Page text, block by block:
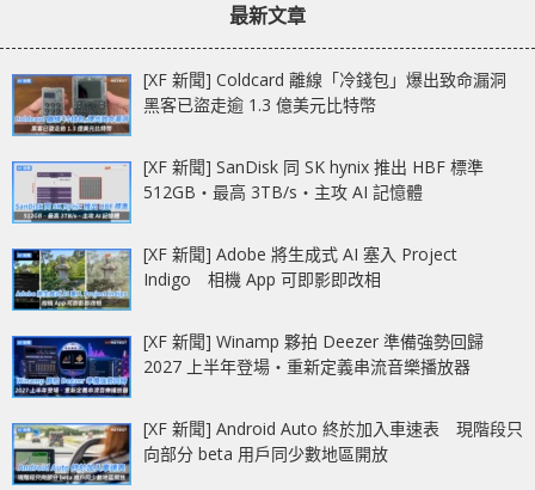
最新文章
[XF 新聞] Coldcard 離線「冷錢包」爆出致命漏洞
黑客已盜走逾 1.3 億美元比特幣
[XF 新聞] SanDisk 同 SK hynix 推出 HBF 標準
512GB‧最高 3TB/s‧主攻 AI 記憶體
[XF 新聞] Adobe 將生成式 AI 塞入 Project
Indigo 相機 App 可即影即改相
[XF 新聞] Winamp 夥拍 Deezer 準備強勢回歸
2027 上半年登場‧重新定義串流音樂播放器
[XF 新聞] Android Auto 終於加入車速表 現階段只
向部分 beta 用戶同少數地區開放